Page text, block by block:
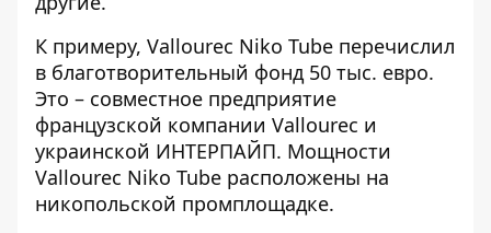
К примеру, Vallourec Niko Tube перечислил
в благотворительный фонд 50 тыс. евро.
Это – совместное предприятие
французской компании Vallourec и
украинской ИНТЕРПАЙП. Мощности
Vallourec Niko Tube расположены на
никопольской промплощадке.